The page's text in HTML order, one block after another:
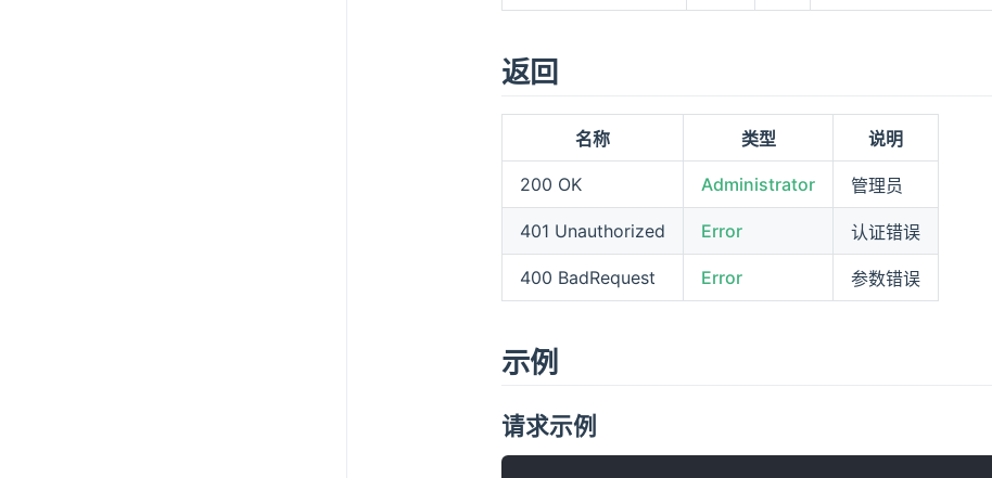
返回
名称 类型 说明
200 OK Administrator 管理员
401 Unauthorized Error 认证错误
400 BadRequest Error 参数错误
示例
请求示例